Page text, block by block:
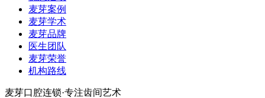
麦芽案例
麦芽学术
麦芽品牌
医生团队
麦芽荣誉
机构路线
麦芽口腔连锁·专注齿间艺术